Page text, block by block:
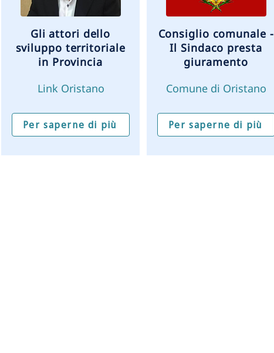
Gli attori dello
sviluppo territoriale
in Provincia
Link Oristano
Per saperne di più
Consiglio comunale -
Il Sindaco presta
giuramento
Comune di Oristano
Per saperne di più